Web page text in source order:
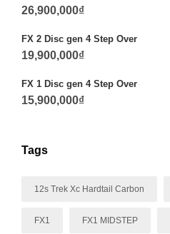
26,900,000₫
FX 2 Disc gen 4 Step Over
19,900,000₫
FX 1 Disc gen 4 Step Over
15,900,000₫
Tags
12s Trek Xc Hardtail Carbon
FX1 FX1 MIDSTEP